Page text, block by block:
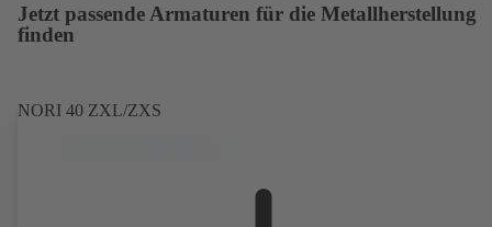
Jetzt passende Armaturen für die Metallherstellung
finden
NORI 40 ZXL/ZXS